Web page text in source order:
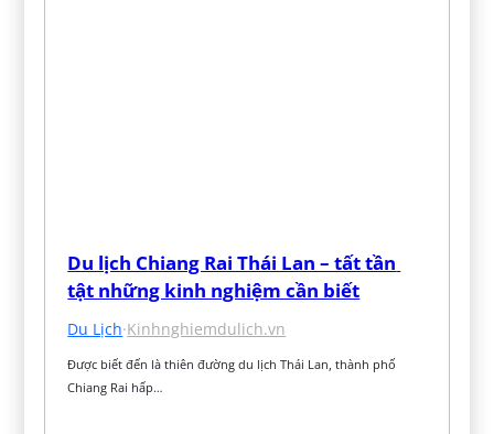
Du lịch Chiang Rai Thái Lan – tất tần
tật những kinh nghiệm cần biết
Du Lịch·Kinhnghiemdulich.vn
Được biết đến là thiên đường du lịch Thái Lan, thành phố
Chiang Rai hấp…